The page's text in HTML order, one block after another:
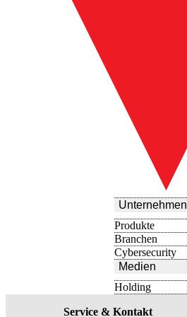
Unternehmen
Produkte
Branchen
Cybersecurity
Medien
Holding
Service & Kontakt